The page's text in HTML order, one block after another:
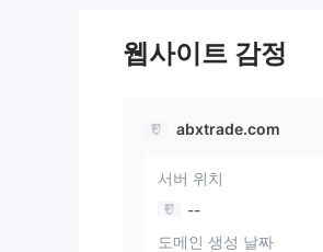
웹사이트 감정
abxtrade.com
서버 위치
--
도메인 생성 날짜